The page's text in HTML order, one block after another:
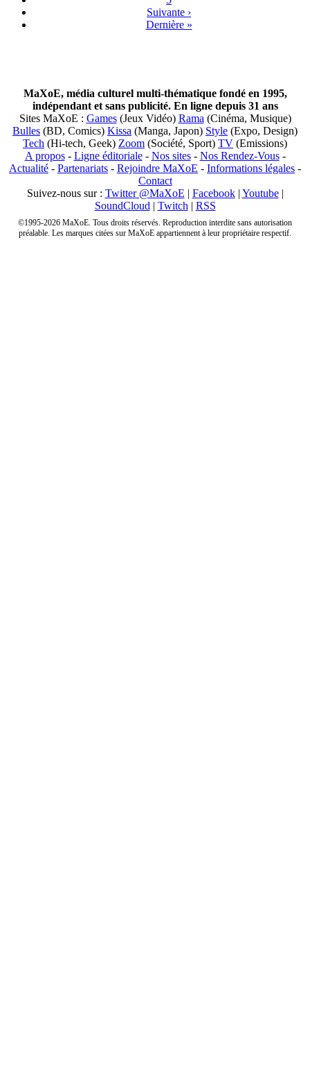
Suivante ›
Dernière »
MaXoE, média culturel multi-thématique fondé en 1995,
indépendant et sans publicité. En ligne depuis 31 ans
Sites MaXoE : Games(Jeux Vidéo) Rama (Cinéma, Musique)
Bulles (BD, Comics) Kissa (Manga, Japon) Style (Expo, Design)
Tech (Hi-tech, Geek) Zoom (Société, Sport) TV (Emissions)
A propos- Ligne éditoriale- Nos sites- Nos Rendez-Vous-
Actualité - Partenariats - Rejoindre MaXoE - Informations légales -
Contact
Suivez-nous sur : Twitter @MaXoE | Facebook| Youtube|
SoundCloud | Twitch | RSS
©1995-2026 MaXoE. Tous droits réservés. Reproduction interdite sans autorisation
préalable. Les marques citées sur MaXoE appartiennent à leur propriétaire respectif.